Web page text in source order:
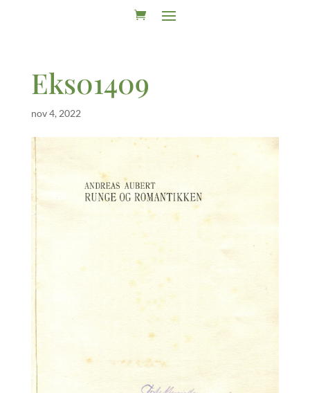
Eks01409
nov 4, 2022